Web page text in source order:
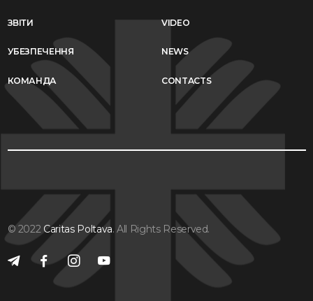
ЗВІТИ
УБЕЗПЕЧЕННЯ
КОМАНДА
VIDEO
NEWS
CONTACTS
© 2022 Caritas Poltava. All Rights Reserved.